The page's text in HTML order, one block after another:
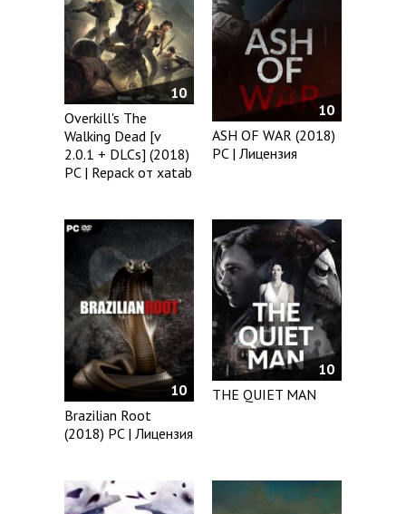
10
Overkill's The
Walking Dead [v
2.0.1 + DLCs] (2018)
PC | Repack от xatab
10
ASH OF WAR (2018)
PC | Лицензия
10
Brazilian Root
(2018) PC | Лицензия
10
THE QUIET MAN